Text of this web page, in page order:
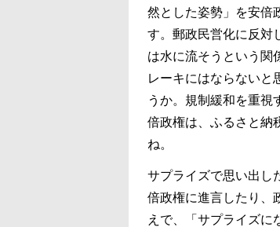
然とした姿勢」を安倍
す。郵政民営化に反対
は水に流そうという関
レーキにはならないと
うか。規制緩和を重視
倍政権は、ふるさと納
ね。
サプライズで思い出し
倍政権に進言したり、
えで、「サプライズに